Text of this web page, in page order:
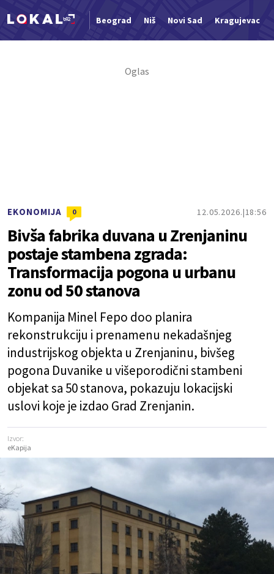
Beograd Niš Novi Sad Kragujevac
EKONOMIJA 0 12.05.2026. 18:56
Bivša fabrika duvana u Zrenjaninu
postaje stambena zgrada:
Transformacija pogona u urbanu
zonu od 50 stanova
Kompanija Minel Fepo doo planira
rekonstrukciju i prenamenu nekadašnjeg
industrijskog objekta u Zrenjaninu, bivšeg
pogona Duvanike u višeporodični stambeni
objekat sa 50 stanova, pokazuju lokacijski
uslovi koje je izdao Grad Zrenjanin.
Izvor:
eKapija